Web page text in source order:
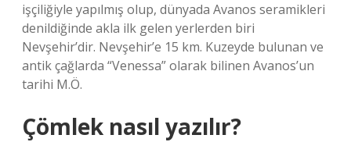
işçiliğiyle yapılmış olup, dünyada Avanos seramikleri
denildiğinde akla ilk gelen yerlerden biri
Nevşehir’dir. Nevşehir’e 15 km. Kuzeyde bulunan ve
antik çağlarda “Venessa” olarak bilinen Avanos’un
tarihi M.Ö.
Çömlek nasıl yazılır?